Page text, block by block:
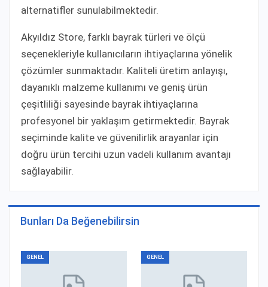
alternatifler sunulabilmektedir.
Akyıldız Store, farklı bayrak türleri ve ölçü
seçenekleriyle kullanıcıların ihtiyaçlarına yönelik
çözümler sunmaktadır. Kaliteli üretim anlayışı,
dayanıklı malzeme kullanımı ve geniş ürün
çeşitliliği sayesinde bayrak ihtiyaçlarına
profesyonel bir yaklaşım getirmektedir. Bayrak
seçiminde kalite ve güvenilirlik arayanlar için
doğru ürün tercihi uzun vadeli kullanım avantajı
sağlayabilir.
Bunları Da Beğenebilirsin
GENEL GENEL